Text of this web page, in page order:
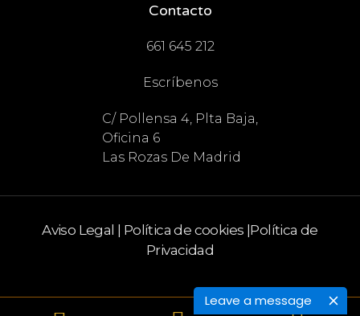
Leave a message
Contacto
661 645 212
Escríbenos
C/ Pollensa 4, Plta Baja,
Oficina 6
Las Rozas De Madrid
Aviso Legal | Política de cookies |Política de
Privacidad